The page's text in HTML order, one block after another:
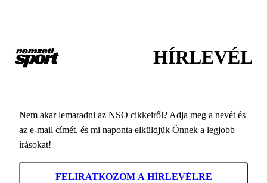
HÍRLEVÉL
Nem akar lemaradni az NSO cikkeiről? Adja meg a nevét és
az e-mail címét, és mi naponta elküldjük Önnek a legjobb
írásokat!
FELIRATKOZOM A HÍRLEVÉLRE